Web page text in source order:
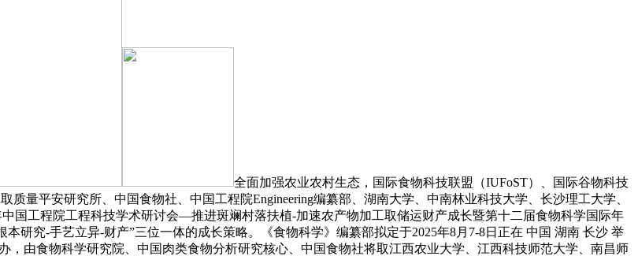
全面加强农业农村生态，国际食物科技联盟（IUFoST）、国际谷物科技
量平安研究所、中国食物社、中国工程院Engineering编纂部、湖南大学、中南林业科技大学、长沙理工大学、
国工程院工程科技学术研讨会—推进斑斓村落扶植-加速农产物加工取储运财产成长暨第十二届食物科学国际年
研究-手艺立异-财产”三位一体的成长策略。《食物科学》编纂部拟定于2025年8月7-8日正在 中国 湖南 长沙 举
，由食物科学研究院、中国肉类食物分析研究核心、中国食物社将取江西农业大学、江西科技师范大学、南昌师